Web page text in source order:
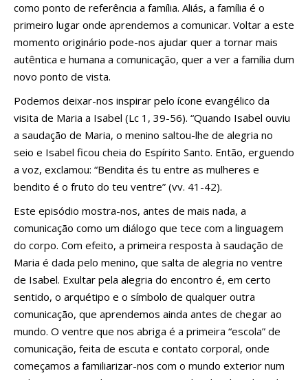
como ponto de referência a família. Aliás, a família é o
primeiro lugar onde aprendemos a comunicar. Voltar a este
momento originário pode-nos ajudar quer a tornar mais
autêntica e humana a comunicação, quer a ver a família dum
novo ponto de vista.
Podemos deixar-nos inspirar pelo ícone evangélico da
visita de Maria a Isabel (Lc 1, 39-56). “Quando Isabel ouviu
a saudação de Maria, o menino saltou-lhe de alegria no
seio e Isabel ficou cheia do Espírito Santo. Então, erguendo
a voz, exclamou: “Bendita és tu entre as mulheres e
bendito é o fruto do teu ventre” (vv. 41-42).
Este episódio mostra-nos, antes de mais nada, a
comunicação como um diálogo que tece com a linguagem
do corpo. Com efeito, a primeira resposta à saudação de
Maria é dada pelo menino, que salta de alegria no ventre
de Isabel. Exultar pela alegria do encontro é, em certo
sentido, o arquétipo e o símbolo de qualquer outra
comunicação, que aprendemos ainda antes de chegar ao
mundo. O ventre que nos abriga é a primeira “escola” de
comunicação, feita de escuta e contato corporal, onde
começamos a familiarizar-nos com o mundo exterior num